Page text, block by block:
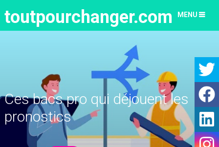
toutpourchanger.com MENU
Ces bacs pro qui déjouent les
pronostics